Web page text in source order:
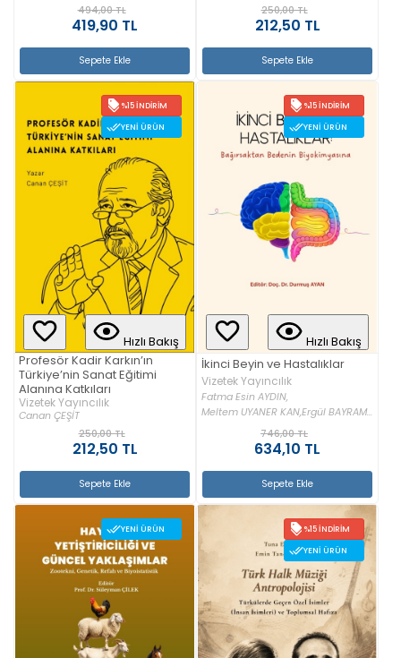
494,00 TL
419,90 TL
Sepete Ekle
250,00 TL
212,50 TL
Sepete Ekle
%15 İNDIRIM
YENI ÜRÜN
Hızlı Bakış
Profesör Kadir Karkın’ın
Türkiye’nin Sanat Eğitimi
Alanına Katkıları
Vizetek Yayıncılık
Canan ÇEŞİT
250,00 TL
212,50 TL
Sepete Ekle
%15 İNDIRIM
YENI ÜRÜN
Hızlı Bakış
İkinci Beyin ve Hastalıklar
Vizetek Yayıncılık
Fatma Esin AYDIN,
Meltem UYANER KAN,Ergül BAYRAM...
746,00 TL
634,10 TL
Sepete Ekle
YENI ÜRÜN
%15 İNDIRIM
YENI ÜRÜN